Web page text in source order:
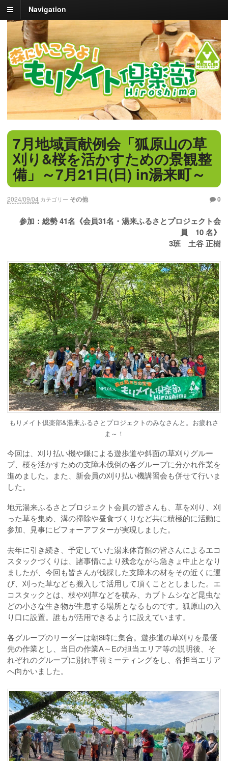
Navigation
7月地域貢献例会「狐原山の草
刈り&桜を活かすための景観整
備」～7月21日(日) in湯来町～
2024/09/04 カテゴリー その他 0
参加：総勢 41名《会員31名・湯来ふるさとプロジェクト会
員 10 名》
3班 土谷 正樹
もりメイト倶楽部&湯来ふるさとプロジェクトのみなさんと。お疲れさ
ま～！
今回は、刈り払い機や鎌による遊歩道や斜面の草刈りグルー
プ、桜を活かすための支障木伐倒の各グループに分かれ作業を
進めました。また、新会員の刈り払い機講習会も併せて行いま
した。
地元湯来ふるさとプロジェクト会員の皆さんも、草を刈り、刈
った草を集め、溝の掃除や昼食づくりなど共に積極的に活動に
参加、見事にビフォーアフターが実現しました。
去年に引き続き、予定していた湯来体育館の皆さんによるエコ
スタックづくりは、諸事情により残念ながら急きょ中止となり
ましたが、今回も皆さんが伐採した支障木の材をその近くに運
び、刈った草なども搬入して活用して頂くこととしました。エ
コスタックとは、枝や刈草などを積み、カブトムシなど昆虫な
どの小さな生き物が生息する場所となるものです。狐原山の入
り口に設置。誰もが活用できるように設えています。
各グループのリーダーは朝8時に集合。遊歩道の草刈りを最優
先の作業とし、当日の作業A～Eの担当エリア等の説明後、そ
れぞれのグループに別れ事前ミーティングをし、各担当エリア
へ向かいました。